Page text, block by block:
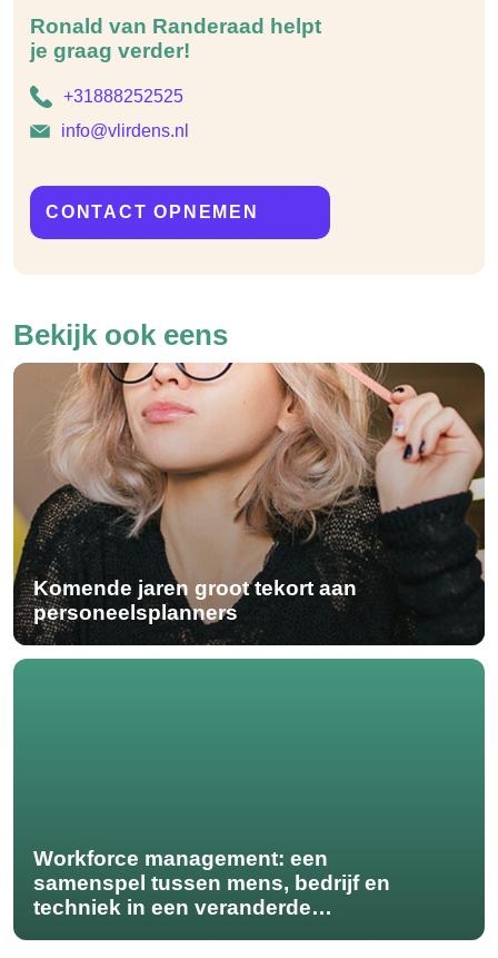
Ronald van Randeraad helpt
je graag verder!
+31888252525
info@vlirdens.nl
CONTACT OPNEMEN
Bekijk ook eens
Komende jaren groot tekort aan
personeelsplanners
Workforce management: een
samenspel tussen mens, bedrijf en
techniek in een veranderde